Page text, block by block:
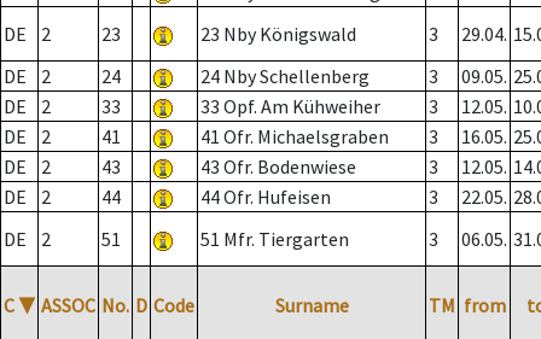
DE
2 23 23 Nby Königswald 3 29.04.
DE
2 24 24 Nby Schellenberg 3 09.05.
DE
2 33 33 Opf. Am Kühweiher 3 12.05.
DE
2 41 41 Ofr. Michaelsgraben 3 16.05.
DE
2 43 43 Ofr. Bodenwiese 3 12.05.
DE
2 44 44 Ofr. Hufeisen 3 22.05.
DE
2 51 51 Mfr. Tiergarten 3 06.05.
C ▼ ASSOC No. D Code Surname TM from